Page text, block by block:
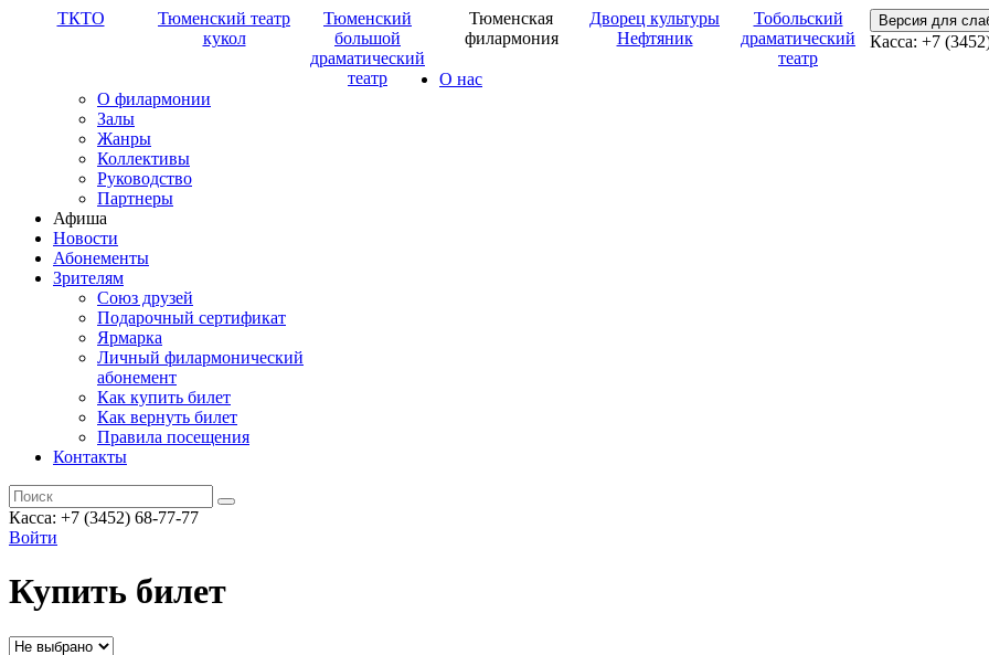
ТКТО
Тюменский театр
кукол
Тюменский
большой
драматический
театр
Тюменская
филармония
Дворец культуры
Нефтяник
Тобольский
драматический
театр
Версия для
Касса: +7
О нас
О филармонии
Залы
Жанры
Коллективы
Руководство
Партнеры
Афиша
Новости
Абонементы
Зрителям
Союз друзей
Подарочный сертификат
Ярмарка
Личный филармонический
абонемент
Как купить билет
Как вернуть билет
Правила посещения
Контакты
Касса: +7 (3452) 68-77-77
Войти
Купить билет